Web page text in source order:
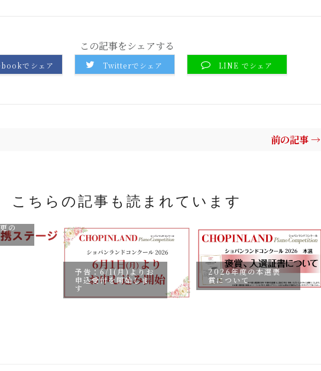
この記事をシェアする
でシェア Twitterでシェア LINE でシェア
前の記事 →
こちらの記事も読まれています
ル⇒
の
予告：6/1(月)よりお
申込受付を開始しま
す
2026年度の本選褒
賞について